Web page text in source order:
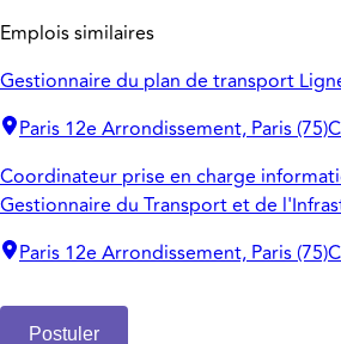
Emplois similaires
Gestionnaire du plan de transport
Paris 12e Arrondissement, Paris (75)
Coordinateur prise en charge
Gestionnaire du Transport et de
Paris 12e Arrondissement, Paris (75)
Postuler